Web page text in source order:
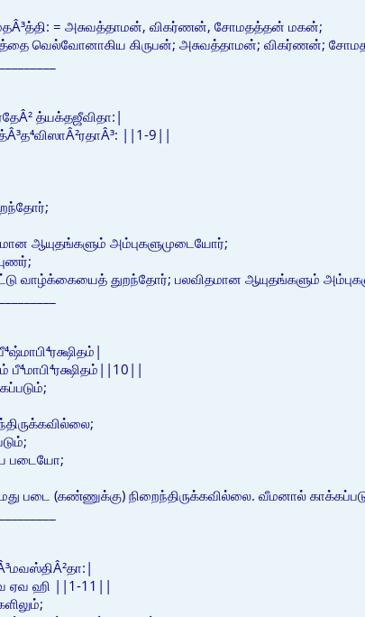
= அசுவத்தாமன், விகர்ணன், சோமதத்தன் மகன்;
வெல்வோனாகிய கிருபன்; அசுவத்தாமன்; விகர்ணன்;
த்யக்தஜீவிதா:|
||1-9||
ஆயுதங்களும் அம்புகளுமுடையோர்;
வாழ்க்கையைத் துறந்தோர்; பலவிதமான ஆயுதங்களும்
பீ⁴மாபி⁴ரக்ஷிதம்||10||
படையோ;
படை (கண்ணுக்கு) நிறைந்திருக்கவில்லை. வீமனால்
ஏவ ஹி ||1-11||